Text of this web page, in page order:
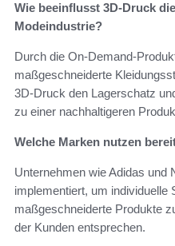
Wie beeinflusst 3D-Druck
Modeindustrie?
Durch die On-Demand-
maßgeschneiderte
3D-Druck den Lagerschatz
zu einer nachhaltigeren
Welche Marken nutzen
Unternehmen wie Adidas und
implementiert, um individuelle
maßgeschneiderte Produkte
der Kunden entsprechen.